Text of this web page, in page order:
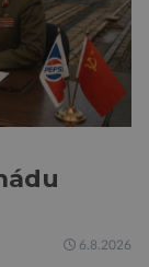
6.8.2026